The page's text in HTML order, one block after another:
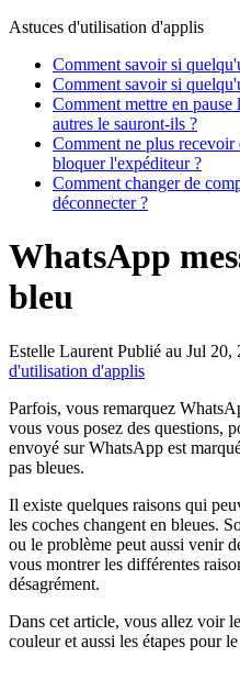
Astuces d'utilisation d'applis
Comment savoir si
Comment savoir si
Comment mettre en
autres le sauront-ils ?
Comment ne plus recevoir
bloquer l'expéditeur ?
Comment changer de
déconnecter ?
WhatsApp
bleu
Estelle Laurent Publié au Jul 20,
d'utilisation d'applis
Parfois, vous remarquez
vous vous posez des questions,
envoyé sur WhatsApp est
pas bleues.
Il existe quelques raisons qui
les coches changent en bleues.
ou le problème peut aussi venir
vous montrer les différentes
désagrément.
Dans cet article, vous allez voir
couleur et aussi les étapes pour